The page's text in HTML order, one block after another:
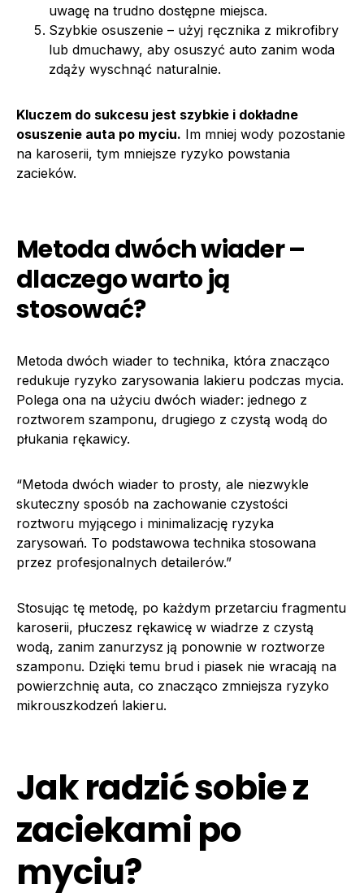
uwagę na trudno dostępne miejsca.
Szybkie osuszenie – użyj ręcznika z mikrofibry
lub dmuchawy, aby osuszyć auto zanim woda
zdąży wyschnąć naturalnie.
Kluczem do sukcesu jest szybkie i dokładne
osuszenie auta po myciu. Im mniej wody pozostanie
na karoserii, tym mniejsze ryzyko powstania
zacieków.
Metoda dwóch wiader –
dlaczego warto ją
stosować?
Metoda dwóch wiader to technika, która znacząco
redukuje ryzyko zarysowania lakieru podczas mycia.
Polega ona na użyciu dwóch wiader: jednego z
roztworem szamponu, drugiego z czystą wodą do
płukania rękawicy.
“Metoda dwóch wiader to prosty, ale niezwykle
skuteczny sposób na zachowanie czystości
roztworu myjącego i minimalizację ryzyka
zarysowań. To podstawowa technika stosowana
przez profesjonalnych detailerów.”
Stosując tę metodę, po każdym przetarciu fragmentu
karoserii, płuczesz rękawicę w wiadrze z czystą
wodą, zanim zanurzysz ją ponownie w roztworze
szamponu. Dzięki temu brud i piasek nie wracają na
powierzchnię auta, co znacząco zmniejsza ryzyko
mikrouszkodzeń lakieru.
Jak radzić sobie z
zaciekami po
myciu?